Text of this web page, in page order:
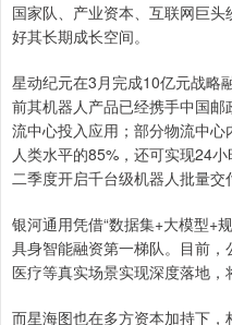
国家队、产业资本、互联网巨
好其长期成长空间。
星动纪元在3月完成10亿元战略
前其机器人产品已经携手中国
流中心投入应用；部分物流中
人类水平的85%，还可实现24
二季度开启千台级机器人批量交
银河通用凭借“数据集+大模型+
具身智能融资第一梯队。目前，
医疗等真实场景实现深度落地，
而星海图也在多方资本加持下，